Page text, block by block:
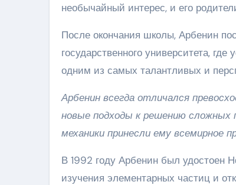
необычайный интерес, и его
После окончания школы, Арбенин
государственного университета,
одним из самых талантливых и
Арбенин всегда отличался
новые подходы к решению сложных
механики принесли ему всемирное
В 1992 году Арбенин был удостоен
изучения элементарных частиц и